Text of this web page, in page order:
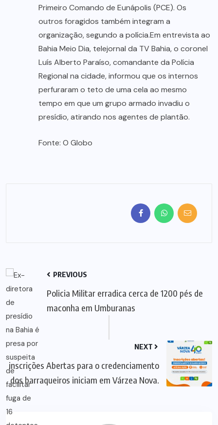
Primeiro Comando de Eunápolis (PCE). Os
outros foragidos também integram a
organização, segundo a polícia.Em entrevista ao
Bahia Meio Dia, telejornal da TV Bahia, o coronel
Luís Alberto Paraíso, comandante da Polícia
Regional na cidade, informou que os internos
perfuraram o teto de uma cela ao mesmo
tempo em que um grupo armado invadiu o
presídio, atirando nos agentes de plantão.
Fonte: O Globo
PREVIOUS
Policia Militar erradica cerca de 1200 pés de
maconha em Umburanas
NEXT
inscrições Abertas para o credenciamento
dos barraqueiros iniciam em Várzea Nova.